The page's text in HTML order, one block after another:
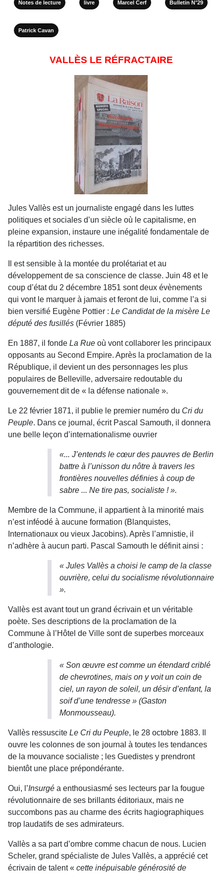
Notes de lecture livre Marcel Cerf Bulletin N°29
Patrick Cavan
VALLÈS LE RÉFRACTAIRE
Jules Vallès est un journaliste engagé dans les luttes
politiques et sociales d’un siècle où le capitalisme, en
pleine expansion, instaure une inégalité fondamentale de
la répartition des richesses.
Il est sensible à la montée du prolétariat et au
développement de sa conscience de classe. Juin 48 et le
coup d’état du 2 décembre 1851 sont deux évènements
qui vont le marquer à jamais et feront de lui, comme l’a si
bien versifié Eugène Pottier : Le Candidat de la misère Le
député des fusillés (Février 1885)
En 1887, il fonde La Rue où vont collaborer les principaux
opposants au Second Empire. Après la proclamation de la
République, il devient un des personnages les plus
populaires de Belleville, adversaire redoutable du
gouvernement dit de « la défense nationale ».
Le 22 février 1871, il publie le premier numéro du Cri du
Peuple. Dans ce journal, écrit Pascal Samouth, il donnera
une belle leçon d’internationalisme ouvrier
«... J’entends le cœur des pauvres de Berlin
battre à l’unisson du nôtre à travers les
frontières nouvelles définies à coup de
sabre ... Ne tire pas, socialiste ! ».
Membre de la Commune, il appartient à la minorité mais
n’est inféodé à aucune formation (Blanquistes,
Internationaux ou vieux Jacobins). Après l’amnistie, il
n’adhère à aucun parti. Pascal Samouth le définit ainsi :
« Jules Vallès a choisi le camp de la classe
ouvrière, celui du socialisme révolutionnaire
».
Vallès est avant tout un grand écrivain et un véritable
poète. Ses descriptions de la proclamation de la
Commune à l’Hôtel de Ville sont de superbes morceaux
d’anthologie.
« Son œuvre est comme un étendard criblé
de chevrotines, mais on y voit un coin de
ciel, un rayon de soleil, un désir d’enfant, la
soif d’une tendresse » (Gaston
Monmousseau).
Vallès ressuscite Le Cri du Peuple, le 28 octobre 1883. Il
ouvre les colonnes de son journal à toutes les tendances
de la mouvance socialiste ; les Guedistes y prendront
bientôt une place prépondérante.
Oui, l’Insurgé a enthousiasmé ses lecteurs par la fougue
révolutionnaire de ses brillants éditoriaux, mais ne
succombons pas au charme des écrits hagiographiques
trop laudatifs de ses admirateurs.
Vallès a sa part d’ombre comme chacun de nous. Lucien
Scheler, grand spécialiste de Jules Vallès, a apprécié cet
écrivain de talent « cette inépuisable générosité de